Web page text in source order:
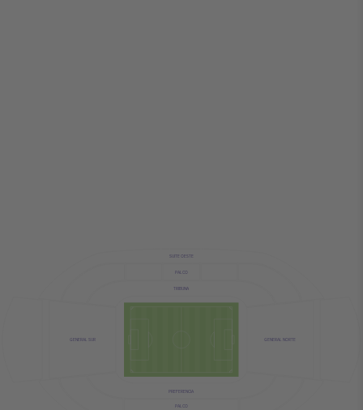
GENERAL NORTE
GENERAL SUR
TRIBUNA
PREFERENCIA
PALCO
PALCO
SUITE OESTE